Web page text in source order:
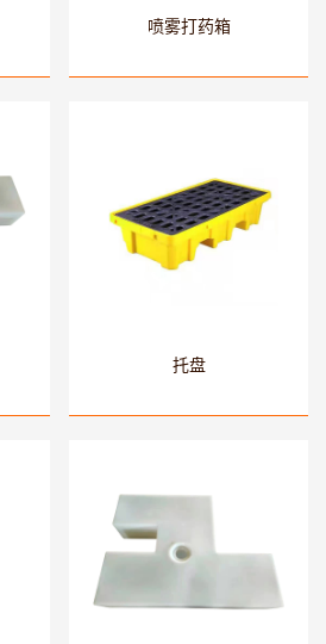
喷雾打药箱
托盘